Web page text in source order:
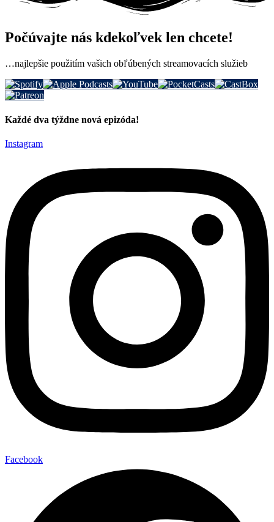
Počúvajte nás kdekoľvek len chcete!
…najlepšie použitím vašich obľúbených streamovacích služieb
Každé dva týždne nová epizóda!
Instagram
Facebook